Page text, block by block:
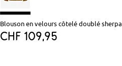
Blouson en velours côtelé doublé sherpa
CHF 109,95